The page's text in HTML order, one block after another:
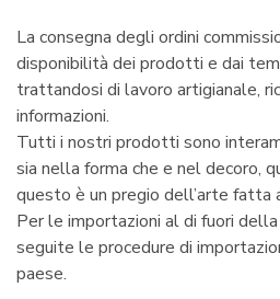
La consegna degli ordini
disponibilità dei prodotti e dai
trattandosi di lavoro artigianale,
informazioni.
Tutti i nostri prodotti sono
sia nella forma che e nel decoro,
questo è un pregio dell’arte fatta
Per le importazioni al di fuori
seguite le procedure di
paese.